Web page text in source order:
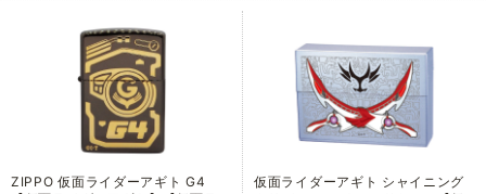
ZIPPO 仮面ライダーアギト G4
仮面ライダーアギト シャイニング